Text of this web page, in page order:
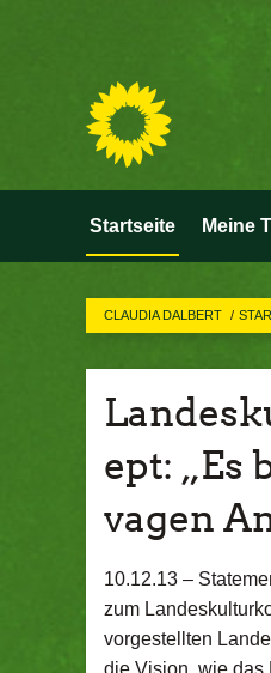
Startseite Meine
CLAUDIA DALBERT
ept: „Es
vagen
10.12.13 –
zum
vorgestellten
die Vision, wie das